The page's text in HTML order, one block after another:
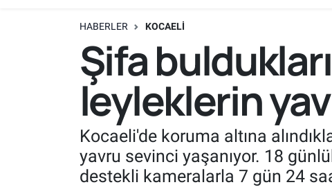
HABERLER KOCAELI
Şifa
leyleklerin
Kocaeli'de koruma altına
yavru sevinci yaşanıyor. 18
destekli kameralarla 7 gün 24
Süper Lig Puan Durumu ve Fikstür
Tüm Manşetler
Son Dakika Haberleri
Haber Arşivi